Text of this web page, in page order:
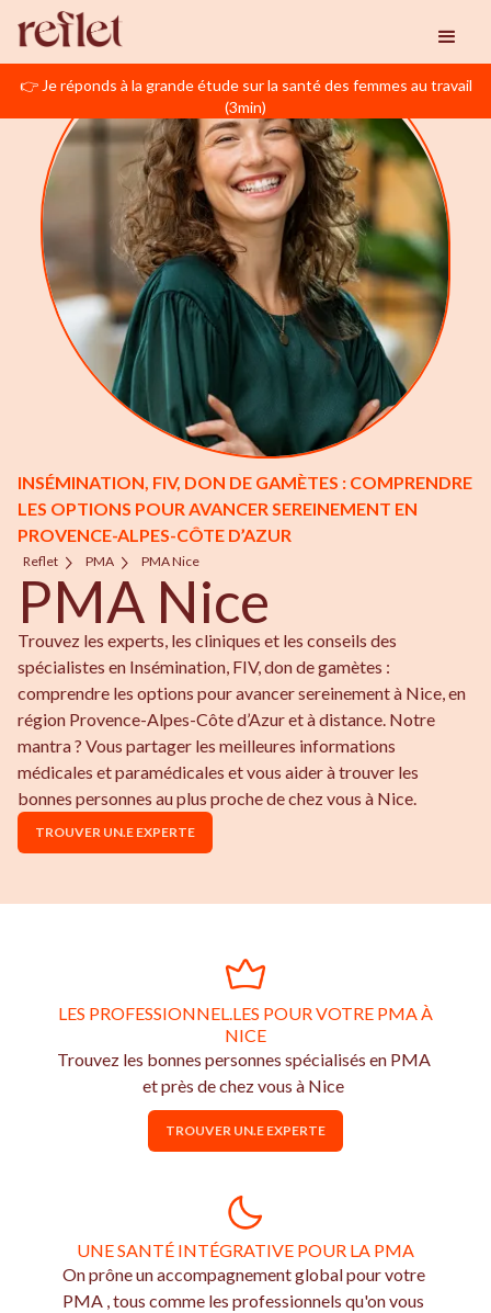
👉 Je réponds à la grande étude sur la santé des femmes au travail
(3min)
INSÉMINATION, FIV, DON DE GAMÈTES : COMPRENDRE
LES OPTIONS POUR AVANCER SEREINEMENT EN
PROVENCE-ALPES-CÔTE D’AZUR
Reflet PMA PMA Nice
PMA Nice
Trouvez les experts, les cliniques et les conseils des
spécialistes en Insémination, FIV, don de gamètes :
comprendre les options pour avancer sereinement à Nice, en
région Provence-Alpes-Côte d’Azur et à distance. Notre
mantra ? Vous partager les meilleures informations
médicales et paramédicales et vous aider à trouver les
bonnes personnes au plus proche de chez vous à Nice.
TROUVER UN.E EXPERTE
LES PROFESSIONNEL.LES POUR VOTRE PMA À
NICE
Trouvez les bonnes personnes spécialisés en PMA
et près de chez vous à Nice
TROUVER UN.E EXPERTE
UNE SANTÉ INTÉGRATIVE POUR LA PMA
On prône un accompagnement global pour votre
PMA , tous comme les professionnels qu'on vous